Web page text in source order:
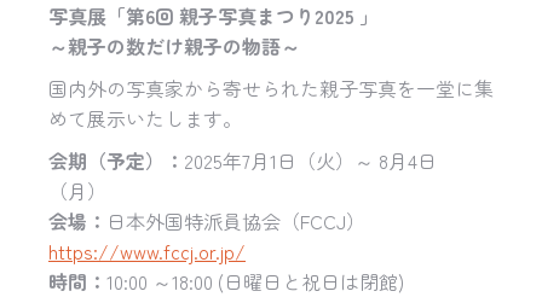
写真展「第6回 親子写真まつり2025 」
～親子の数だけ親子の物語～
国内外の写真家から寄せられた親子写真を一堂に集
めて展示いたします。
会期（予定）： 2025年7月1日（火）～ 8月4日
（月）
会場： 日本外国特派員協会（FCCJ）
https://www.fccj.or.jp/
時間： 10:00 ～18:00 (日曜日と祝日は閉館)